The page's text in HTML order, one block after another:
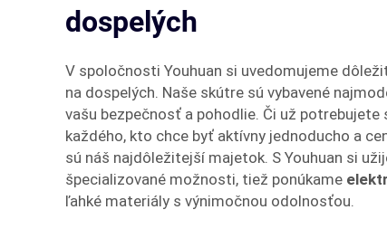
dospelých
V spoločnosti Youhuan si uvedomujeme
na dospelých. Naše skútre sú vybavené
vašu bezpečnosť a pohodlie. Či už
každého, kto chce byť aktívny jednoducho a
sú náš najdôležitejší majetok. S Youhuan si
špecializované možnosti, tiež ponúkame
ľahké materiály s výnimočnou odolnosťou.